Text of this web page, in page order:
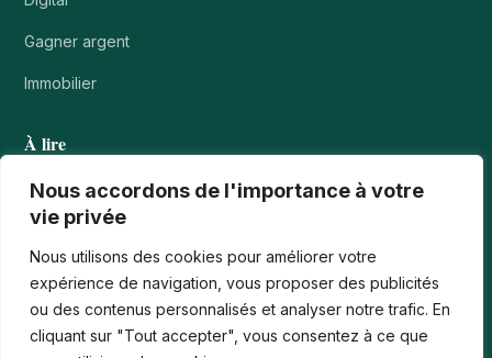
Nous accordons de l'importance à votre
vie privée
Nous utilisons des cookies pour améliorer votre
expérience de navigation, vous proposer des publicités
ou des contenus personnalisés et analyser notre trafic. En
cliquant sur "Tout accepter", vous consentez à ce que
Gagner argent
Immobilier
À lire
Tournois casino : comprendre points, rangs et…
Les paiements numériques face aux nouvelles cyberfraudes
Bonus de bienvenue en France : comment…
Casinos iPhone en France : 2026 Guide…
Monter en compétences digitales en entreprise :…